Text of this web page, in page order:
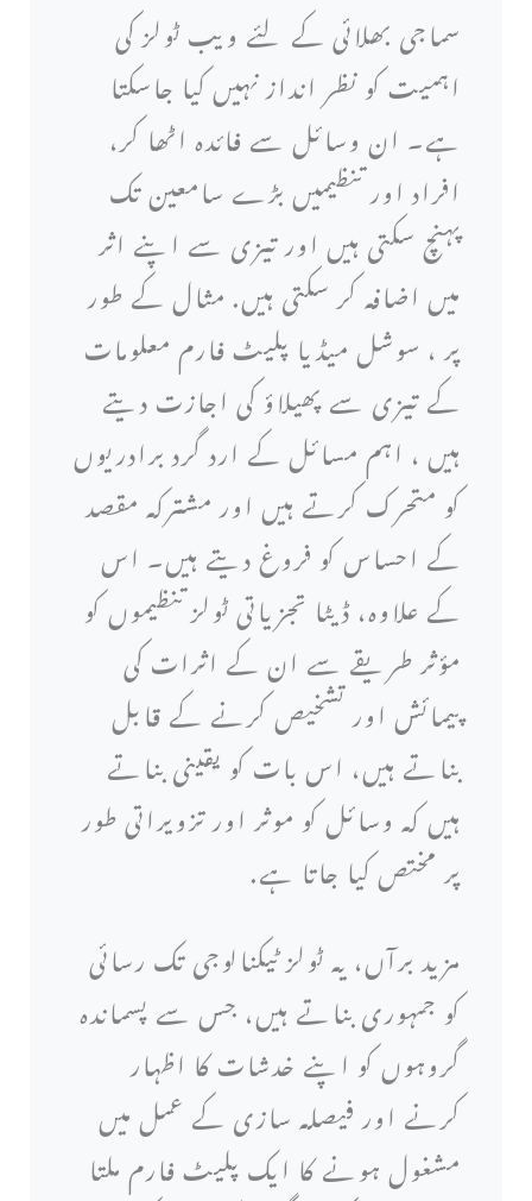
سماجی بھلائی کے لئے ویب ٹولز کی
اہمیت کو نظر انداز نہیں کیا جاسکتا
ہے۔ ان وسائل سے فائدہ اٹھا کر،
افراد اور تنظیمیں بڑے سامعین تک
پہنچ سکتی ہیں اور تیزی سے اپنے اثر
میں اضافہ کر سکتی ہیں. مثال کے طور
پر ، سوشل میڈیا پلیٹ فارم معلومات
کے تیزی سے پھیلاؤ کی اجازت دیتے
ہیں ، اہم مسائل کے ارد گرد برادریوں
کو متحرک کرتے ہیں اور مشترکہ مقصد
کے احساس کو فروغ دیتے ہیں۔ اس
کے علاوہ، ڈیٹا تجزیاتی ٹولز تنظیموں کو
مؤثر طریقے سے ان کے اثرات کی
پیمائش اور تشخیص کرنے کے قابل
بناتے ہیں، اس بات کو یقینی بناتے
ہیں کہ وسائل کو موثر اور تزویراتی طور
پر مختص کیا جاتا ہے.
مزید برآں، یہ ٹولز ٹیکنالوجی تک رسائی
کو جمہوری بناتے ہیں، جس سے پسماندہ
گروہوں کو اپنے خدشات کا اظہار
کرنے اور فیصلہ سازی کے عمل میں
مشغول ہونے کا ایک پلیٹ فارم ملتا